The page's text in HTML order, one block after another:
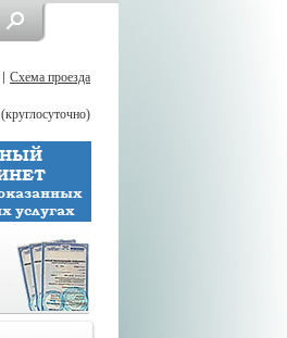
Схема проезда
(круглосуточно)